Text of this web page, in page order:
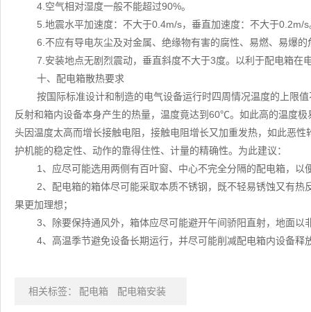
4.空气相对湿度一般不能超过90%。
5.地震水平加速度：不大于0.4m/s，垂直加速度：不大于0.2m/s
6.不应有导电灰尘及对金属、绝缘物有害的腐性、易燃、易爆
7.安装地点无剧烈震动，垂直斜度不大于3度。以利于配电箱在
十、配电箱散热要求
按国际标准设计和制造的电气设备运行时四周情况温度的上限
反射和箱内设备本身产生的热量，温度竟达到60℃。如此高的温度
头因温度太高而增长接触电阻，接触电阻增长又加重发热，如此恶
护机能的稳定性、动作的靠得住性、计量的精确性。为此建议：
1、应尽可能选用两侧有百叶窗、中心不完全分隔的配电箱，以
2、配电箱的箱体尽可能采取本质不锈钢，既不轻易锈蚀又有
果更加理想；
3、除要保持通风外，箱体应尽可能避开午间骄阳直射，地面以
4、高温季节避免设备长期运行，并尽可能削减配电箱内设备释
相关标签： 配电箱 配电箱安装